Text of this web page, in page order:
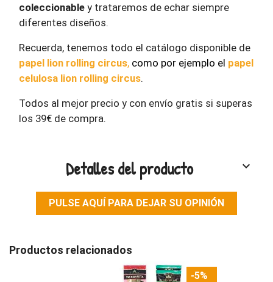
coleccionable y trataremos de echar siempre
diferentes diseños.
Recuerda, tenemos todo el catálogo disponible de
papel lion rolling circus, como por ejemplo el papel
celulosa lion rolling circus.
Todos al mejor precio y con envío gratis si superas
los 39€ de compra.
Detalles del producto keyboard_arrow_down
PULSE AQUÍ PARA DEJAR SU OPINIÓN
Productos relacionados
-5%